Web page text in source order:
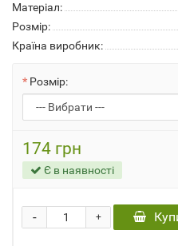
Матеріал:
Розмір:
Країна виробник:
Розмір:
174 грн
Є в наявності
+
-